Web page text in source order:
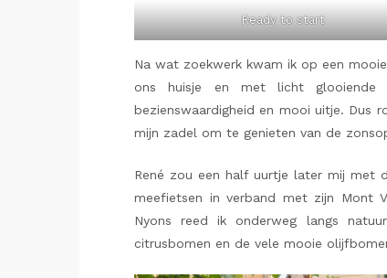
Ready to start
Na wat zoekwerk kwam ik op een
ons huisje en met licht
bezienswaardigheid en mooi uitje. Dus
mijn zadel om te genieten van de
René zou een half uurtje later mij met
meefietsen in verband met zijn Mont
Nyons reed ik onderweg langs
citrusbomen en de vele mooie